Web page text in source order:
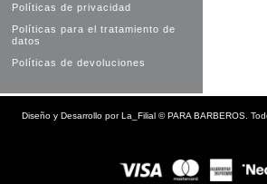
Políticas de privacidad
Políticas para el tratamiento de
datos
Políticas de devoluciones
Diseño y Desarrollo porLa_Filial ©PARA BARBEROS.